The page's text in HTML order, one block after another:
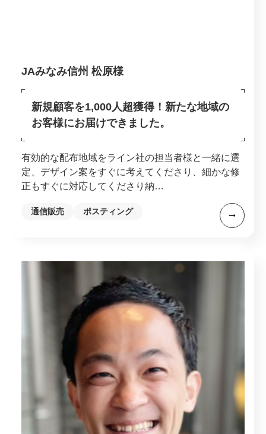
JAみなみ信州 松原様
新規顧客を1,000人超獲得！新たな地域の
お客様にお届けできました。
有効的な配布地域をライン社の担当者様と一緒に選
定、デザイン案をすぐに考えてくださり、細かな修
正もすぐに対応してくださり納…
通信販売 ポスティング